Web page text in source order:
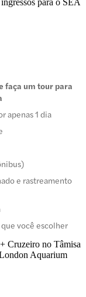
faça um tour para
apenas 1 dia
e rastreamento
você escolher
Cruzeiro no Tâmisa
Aquarium